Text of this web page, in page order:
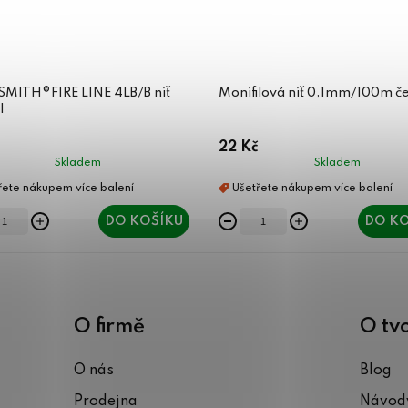
LINE 4LB/B niť
Skladem
DO KOŠÍKU
Monifilová niť 0,1mm/100m
22 Kč
Skladem
DO
O firmě
O nás
Prodejna
O
Blog